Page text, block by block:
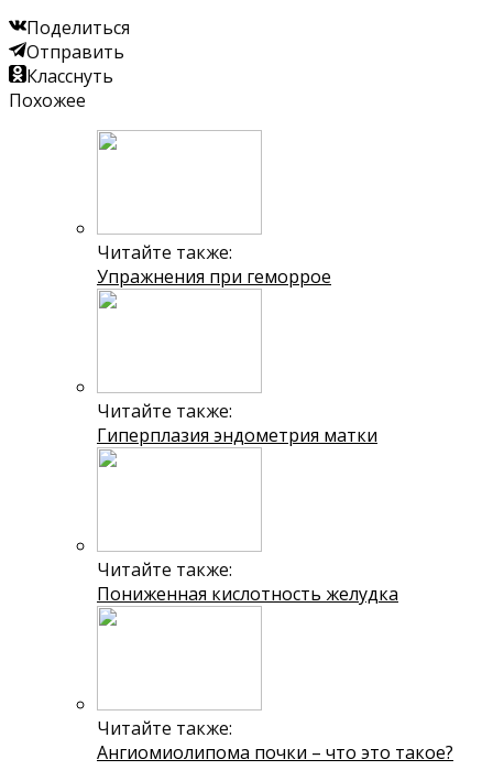
Поделиться
Отправить
Класснуть
Похожее
Читайте также:
Упражнения при геморрое
Читайте также:
Гиперплазия эндометрия матки
Читайте также:
Пониженная кислотность желудка
Читайте также:
Ангиомиолипома почки – что это такое?